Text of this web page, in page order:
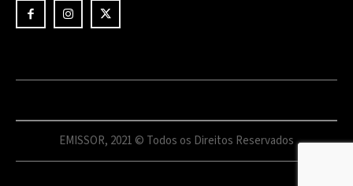
EMISSOR, 2021 © Todos os Direitos Reservados